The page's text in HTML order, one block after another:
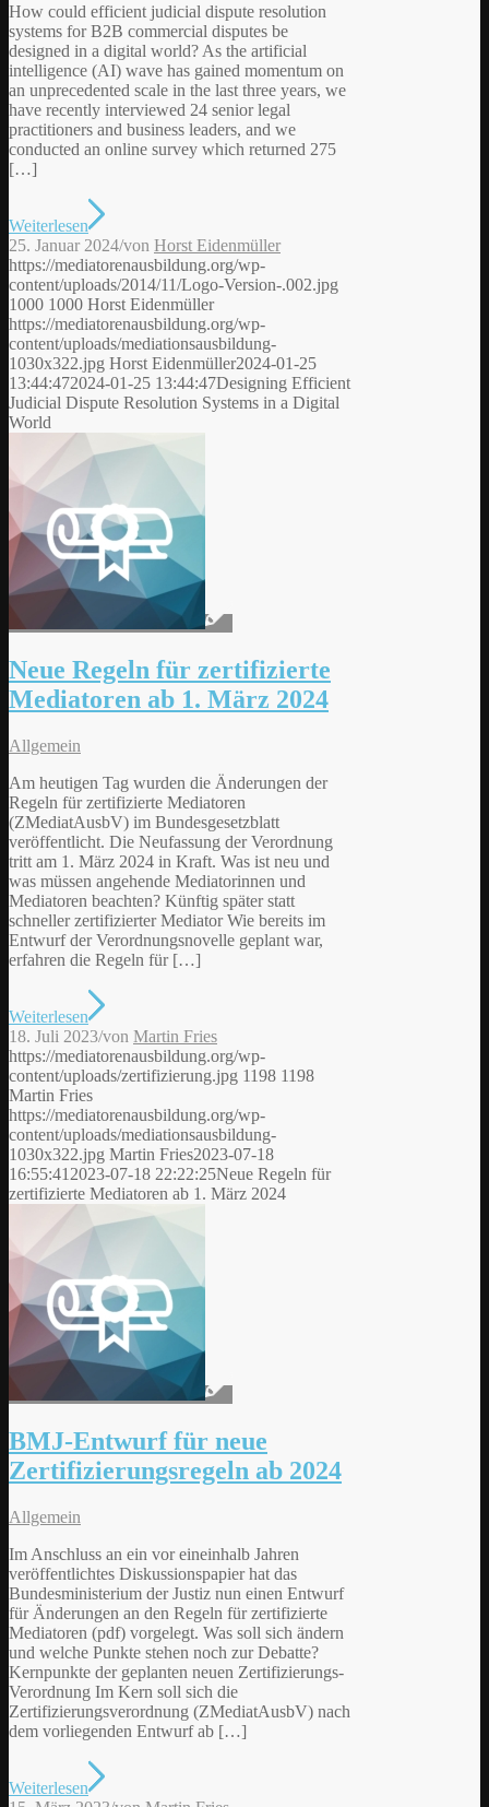
How could efficient judicial dispute resolution
systems for B2B commercial disputes be
designed in a digital world? As the artificial
intelligence (AI) wave has gained momentum on
an unprecedented scale in the last three years, we
have recently interviewed 24 senior legal
practitioners and business leaders, and we
conducted an online survey which returned 275
[…]
Weiterlesen
25. Januar 2024/von Horst Eidenmüller
https://mediatorenausbildung.org/wp-
content/uploads/2014/11/Logo-Version-.002.jpg
1000 1000 Horst Eidenmüller
https://mediatorenausbildung.org/wp-
content/uploads/mediationsausbildung-
1030x322.jpg Horst Eidenmüller2024-01-25
13:44:472024-01-25 13:44:47Designing Efficient
Judicial Dispute Resolution Systems in a Digital
World
Neue Regeln für zertifizierte
Mediatoren ab 1. März 2024
Allgemein
Am heutigen Tag wurden die Änderungen der
Regeln für zertifizierte Mediatoren
(ZMediatAusbV) im Bundesgesetzblatt
veröffentlicht. Die Neufassung der Verordnung
tritt am 1. März 2024 in Kraft. Was ist neu und
was müssen angehende Mediatorinnen und
Mediatoren beachten? Künftig später statt
schneller zertifizierter Mediator Wie bereits im
Entwurf der Verordnungsnovelle geplant war,
erfahren die Regeln für […]
Weiterlesen
18. Juli 2023/von Martin Fries
https://mediatorenausbildung.org/wp-
content/uploads/zertifizierung.jpg 1198 1198
Martin Fries
https://mediatorenausbildung.org/wp-
content/uploads/mediationsausbildung-
1030x322.jpg Martin Fries2023-07-18
16:55:41 2023-07-18 22:22:25Neue Regeln für
zertifizierte Mediatoren ab 1. März 2024
BMJ-Entwurf für neue
Zertifizierungsregeln ab 2024
Allgemein
Im Anschluss an ein vor eineinhalb Jahren
veröffentlichtes Diskussionspapier hat das
Bundesministerium der Justiz nun einen Entwurf
für Änderungen an den Regeln für zertifizierte
Mediatoren (pdf) vorgelegt. Was soll sich ändern
und welche Punkte stehen noch zur Debatte?
Kernpunkte der geplanten neuen Zertifizierungs-
Verordnung Im Kern soll sich die
Zertifizierungsverordnung (ZMediatAusbV) nach
dem vorliegenden Entwurf ab […]
Weiterlesen